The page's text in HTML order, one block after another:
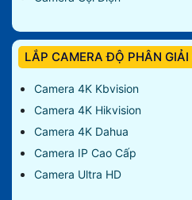
LẮP CAMERA ĐỘ PHÂN GIẢI
Camera 4K Kbvision
Camera 4K Hikvision
Camera 4K Dahua
Camera IP Cao Cấp
Camera Ultra HD